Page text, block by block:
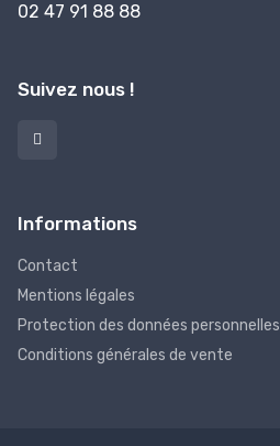
02 47 91 88 88
Suivez nous !
Informations
Contact
Mentions légales
Protection des données personnelles
Conditions générales de vente